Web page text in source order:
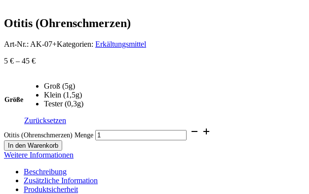
Otitis (Ohrenschmerzen)
Art-Nr.: AK-07+Kategorien: Erkältungsmittel
5 € – 45 €
Größe
Groß (5g)
Klein (1,5g)
Tester (0,3g)
Zurücksetzen
Otitis (Ohrenschmerzen) Menge
In den Warenkorb
Weitere Informationen
Beschreibung
Zusätzliche Information
Produktsicherheit